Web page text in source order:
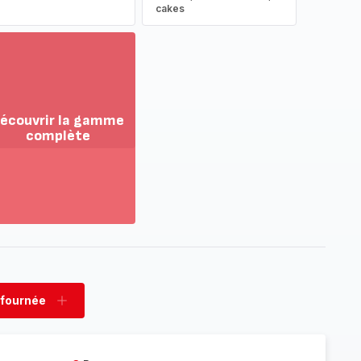
cakes
la gamme
complète
fournée
Ajouter